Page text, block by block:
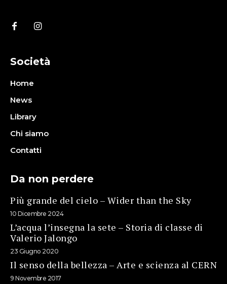
Società
Home
News
Library
Chi siamo
Contatti
Da non perdere
Più grande del cielo – Wider than the Sky
10 Dicembre 2024
L’acqua l’insegna la sete – Storia di classe di
Valerio Jalongo
23 Giugno 2020
Il senso della bellezza – Arte e scienza al CERN
9 Novembre 2017